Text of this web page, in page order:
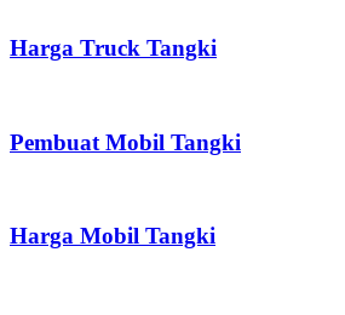
Harga Truck Tangki
Pembuat Mobil Tangki
Harga Mobil Tangki